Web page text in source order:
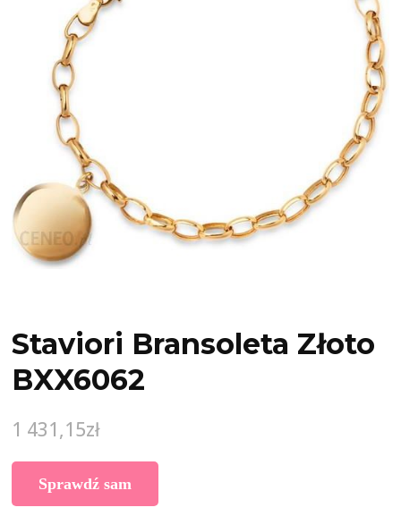
Staviori Bransoleta Złoto
BXX6062
1 431,15zł
Sprawdź sam